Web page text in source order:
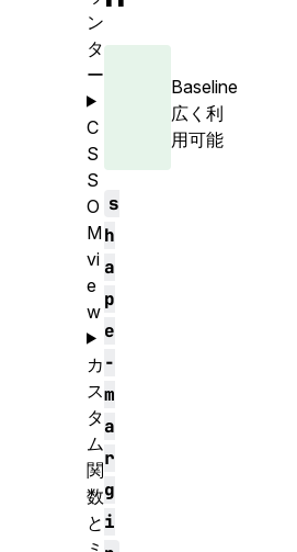
Baseline
広く利
用可能
s
h
a
p
e
-
m
a
r
g
i
ン
タ
ー
C
S
S
O
M
vi
e
w
カ
ス
タ
ム
関
数
と